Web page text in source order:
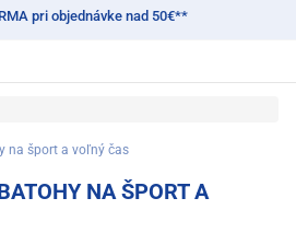
pri objednávke nad 50€**
na šport a voľný čas
NA ŠPORT A